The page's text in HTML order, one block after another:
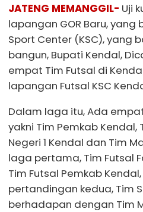
JATENG MEMANGGIL- Uji
lapangan GOR Baru,
Sport Center (KSC), yang
bangun, Bupati Kendal,
empat Tim Futsal di
lapangan Futsal KSC
Dalam laga itu, Ada
yakni Tim Pemkab Kendal,
Negeri 1 Kendal dan Tim
laga pertama, Tim Futsal
Tim Futsal Pemkab
pertandingan kedua, Tim
berhadapan dengan Tim